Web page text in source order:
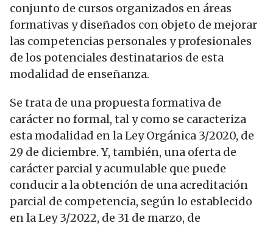
conjunto de cursos organizados en áreas
formativas y diseñados con objeto de mejorar
las competencias personales y profesionales
de los potenciales destinatarios de esta
modalidad de enseñanza.
Se trata de una propuesta formativa de
carácter no formal, tal y como se caracteriza
esta modalidad en la Ley Orgánica 3/2020, de
29 de diciembre. Y, también, una oferta de
carácter parcial y acumulable que puede
conducir a la obtención de una acreditación
parcial de competencia, según lo establecido
en la Ley 3/2022, de 31 de marzo, de